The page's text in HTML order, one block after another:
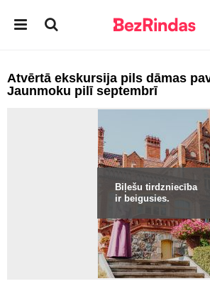
Atvērtā ekskursija pils dāmas
Jaunmoku pilī septembrī
Biļešu tirdzniecība
ir beigusies.